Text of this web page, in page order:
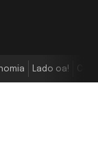
Lado oa!